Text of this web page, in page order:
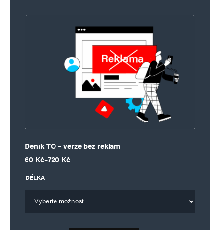
Deník TO – verze bez reklam
60 Kč–720 Kč
Rozpětí cen: 60 Kč až 720 Kč
DÉLKA